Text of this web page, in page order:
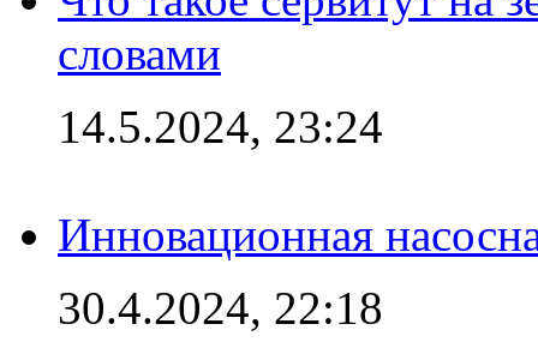
словами
14.5.2024, 23:24
Инновационная
30.4.2024, 22:18